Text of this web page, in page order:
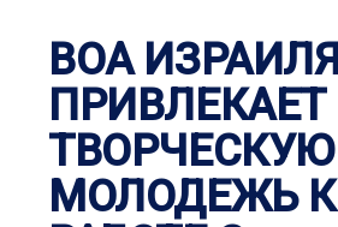
ВОА ИЗРАИЛЯ
ПРИВЛЕКАЕТ
ТВОРЧЕСКУЮ
МОЛОДЕЖЬ К